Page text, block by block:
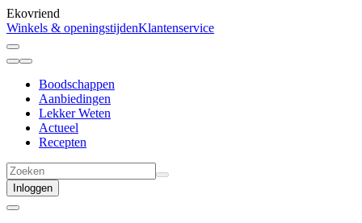
Ekovriend
Winkels & openingstijdenKlantenservice
Boodschappen
Aanbiedingen
Lekker Weten
Actueel
Recepten
Inloggen